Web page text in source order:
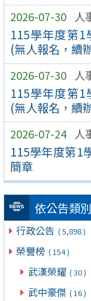
2026-07-30 人
115學年度第
(無人報名，續
2026-07-30 人
115學年度第
(無人報名，續
2026-07-24 人
115學年度第1
簡章
依公告類
行政公告 ( 5,898 )
榮譽榜 ( 154 )
武漢榮耀 ( 30 )
武中豪傑 ( 16 )